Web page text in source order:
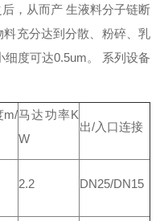
，从而产 生液料分子链断
充分达到分散、粉碎、乳
细度可达0.5um。
系列设备
m/马达功率K
W
出/入口连接
2.2 DN25/DN15